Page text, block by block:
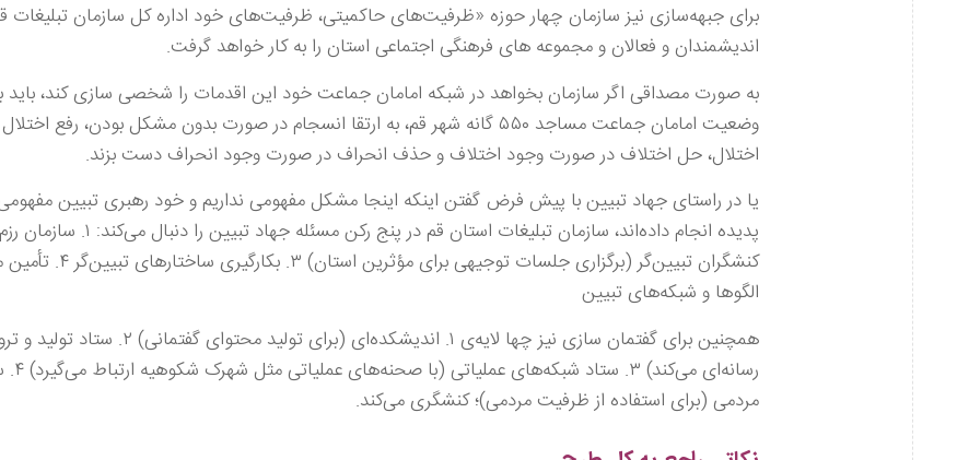
برای جبهه‌سازی نیز سازمان چهار حوزه «ظرفیت‌های حاکمیتی، ظرفیت‌های خود اداره کل سازمان
اندیشمندان و فعالان و مجموعه های فرهنگی اجتماعی استان را به کار خواهد گرفت.
به صورت مصداقی اگر سازمان بخواهد در شبکه امامان جماعت خود این اقدمات را شخصی سازی کند، باید
وضعیت امامان جماعت مساجد ۵۵۰ گانه شهر قم، به ارتقا انسجام در صورت بدون مشکل بودن،
اختلال، حل اختلاف در صورت وجود اختلاف و حذف انحراف در صورت وجود انحراف دست بزند.
یا در راستای جهاد تبیین با پیش فرض گفتن اینکه اینجا مشکل مفهومی نداریم و خود رهبری تبیین
الگوها و شبکه‌های تبیین
همچنین برای گفتمان سازی نیز چها لایه‌ی ۱. اندیشکده‌ای (برای
مردمی (برای استفاده از ظرفیت مردمی)؛ کنشگری می‌کند.